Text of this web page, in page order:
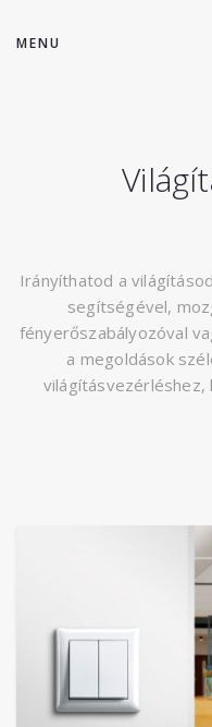
MENU
Irányíthatod a
segítségével,
fényerőszabályozóval
a megoldások